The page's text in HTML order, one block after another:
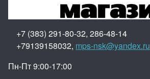
+7 (383) 291-80-32, 286-48-14
+79139158032, mps-nsk@yandex.ru
Пн-Пт 9:00-17:00